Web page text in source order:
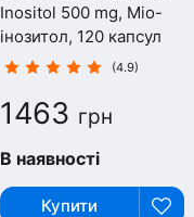
Inositol 500 mg, Міо-
інозитол, 120 капсул
(4.9)
1463 грн
В наявності
Купити